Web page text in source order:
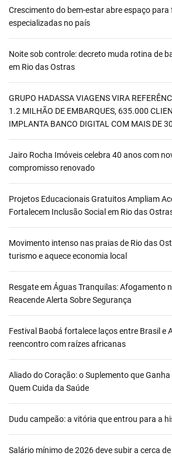
Crescimento do bem-estar abre espaço
especializadas no país
Noite sob controle: decreto muda rotina de
em Rio das Ostras
GRUPO HADASSA VIAGENS VIRA
1.2 MILHÃO DE EMBARQUES, 635.000
IMPLANTA BANCO DIGITAL COM MAIS DE
Jairo Rocha Imóveis celebra 40 anos com
compromisso renovado
Projetos Educacionais Gratuitos Ampliam
Fortalecem Inclusão Social em Rio das
Movimento intenso nas praias de Rio das
turismo e aquece economia local
Resgate em Águas Tranquilas: Afogamento
Reacende Alerta Sobre Segurança
Festival Baobá fortalece laços entre Brasil e
reencontro com raízes africanas
Aliado do Coração: o Suplemento que
Quem Cuida da Saúde
Dudu campeão: a vitória que entrou para a
Salário mínimo de 2026 deve subir a cerca